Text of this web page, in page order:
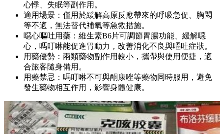
心悸、失眠等副作用。
適用場景：僅用於緩解高原反應帶來的呼吸急促、胸悶
等不適，無法替代補氧等急救措施。
噁心嘔吐用藥：維生素B6片可調節胃腸功能、緩解噁
心，嗎叮啉能促進胃動力，改善消化不良與嘔吐症狀。
用藥優勢：兩類藥物副作用較小，攜帶與使用便捷，適
合旅客隨身備用。
用藥禁忌：嗎叮啉不可與酮康唑等藥物同時服用，避免
發生藥物相互作用，影響身體健康。